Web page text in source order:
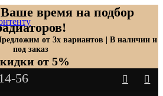
время на подбор
от 3х вариантов | В наличии и
под заказ
от 5%
56